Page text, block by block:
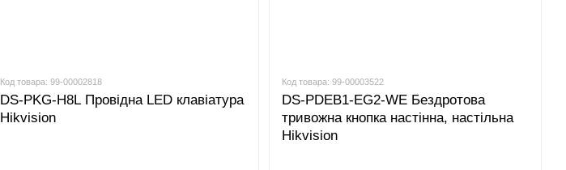
Код товара: 99-00002818
DS-PKG-H8L Провідна LED клавіатура
Hikvision
Код товара: 99-00003522
DS-PDEB1-EG2-WE Бездротова
тривожна кнопка настінна, настільна
Hikvision